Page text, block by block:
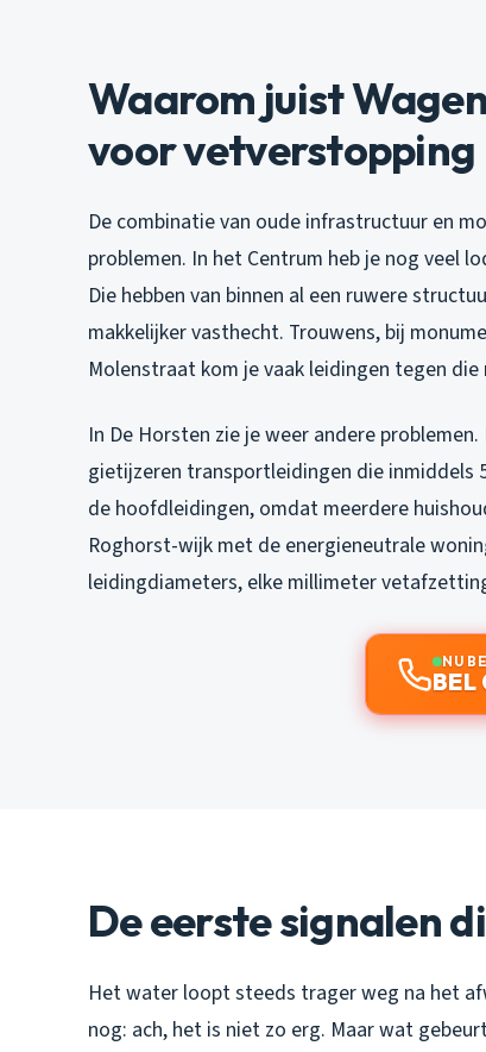
Waarom juist
voor vetverstopping
De combinatie van oude infrastructuur en
problemen. In het Centrum heb je nog veel
Die hebben van binnen al een ruwere
makkelijker vasthecht. Trouwens, bij
Molenstraat kom je vaak leidingen tegen
In De Horsten zie je weer andere
gietijzeren transportleidingen die inmiddels
de hoofdleidingen, omdat meerdere
Roghorst-wijk met de energieneutrale
leidingdiameters, elke millimeter
NU
BEL
De eerste signalen
Het water loopt steeds trager weg na het
nog: ach, het is niet zo erg. Maar wat